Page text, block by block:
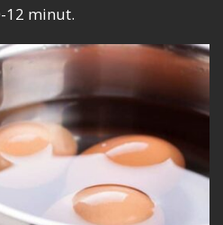
12 minut.